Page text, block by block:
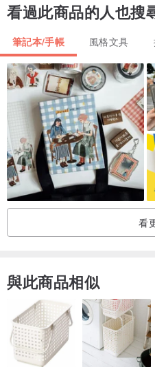
他精巧玩意兒。
手工月亮筆記本內含：茶染紙、歸
套。硬殼封面，外覆布料。
無論您是想記錄日常生活、抒發
本的藝術美感，Sparkle Moon 筆
有這件美麗獨特作品的機會，它
！迴紋針僅為拍照道具，用於固定
願 CraftPhotoHoliday 帶給您源源
感謝您的瀏覽
看過此商品的人也搜
筆記本/手帳 風格文具
看
與此商品相似